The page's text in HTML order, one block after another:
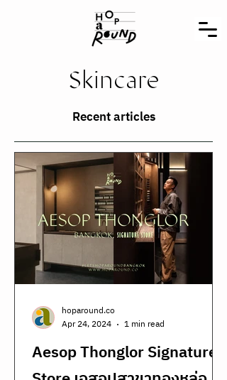
Skincare
Recent articles
Aesop Thonglor Signature
hoparound.co
Apr 24, 2024
1 min read